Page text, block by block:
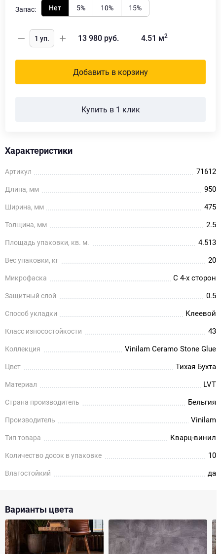
Запас: Нет 5% 10% 15%
13 980 руб. 4.51 м2
Добавить в корзину
Купить в 1 клик
Характеристики
Артикул 71612
Длина, мм 950
Ширина, мм 475
Толщина, мм 2.5
Площадь упаковки, кв. м. 4.513
Вес упаковки, кг 20
Микрофаска С 4-х сторон
Защитный слой 0.5
Способ укладки Клеевой
Класс износостойкости 43
Коллекция Vinilam Ceramo Stone Glue
Цвет Тихая Бухта
Материал LVT
Страна производитель Бельгия
Производитель Vinilam
Тип товара Кварц-винил
Количество досок в упаковке 10
Влагостойкий да
Варианты цвета